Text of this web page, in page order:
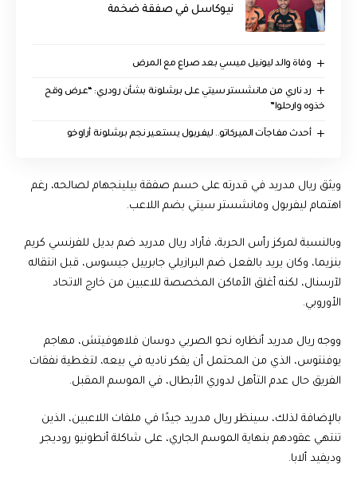
نيوكاسل في صفقة ضخمة
وفاة والد ليونيل ميسي بعد صراع مع المرض
رد ناري من مانشستر سيتي على برشلونة بشأن رودري: “عرض وقح
خذوه وارحلوا”
أحدث مفاجآت الميركاتو.. ليفربول يستعير نجم برشلونة أراوخو
ويثق ريال مدريد في قدرته على حسم صفقة بيلينجهام لصالحه، رغم
اهتمام ليفربول ومانشستر سيتي بضم اللاعب.
وبالنسبة لمركز رأس الحربة، فأراد ريال مدريد ضم بديل للفرنسي كريم
بنزيما، وكان يريد بالفعل ضم البرازيلي جابرييل جيسوس، قبل انتقاله
لآرسنال، لكنه أغلق الأماكن المخصصة للاعبين من خارج الاتحاد
الأوروبي.
ووجه ريال مدريد أنظاره نحو الصربي دوسان فلاهوفيتش، مهاجم
يوفنتوس، الذي من المحتمل أن يفكر ناديه في بيعه، لتغطية نفقات
الفريق حال عدم التأهل لدوري الأبطال، في الموسم المقبل.
بالإضافة لذلك، سينظر ريال مدريد جيدًا في ملفات اللاعبين، الذين
تنتهي عقودهم بنهاية الموسم الجاري، على شاكلة أنطونيو روديجر
وديفيد ألابا.